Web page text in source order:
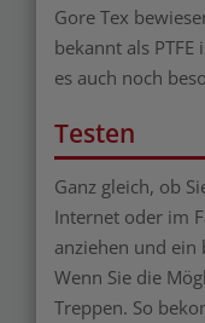
Gore Tex
bekannt als
es auch noch
Testen
Ganz gleich, ob
Internet oder im
anziehen und ein
Wenn Sie die
Treppen. So